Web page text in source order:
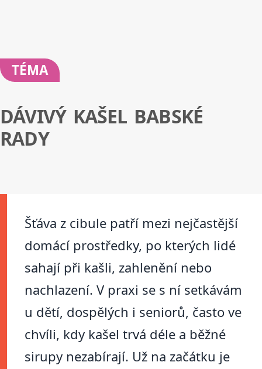
TÉMA
DÁVIVÝ KAŠEL BABSKÉ
RADY
Šťáva z cibule patří mezi nejčastější
domácí prostředky, po kterých lidé
sahají při kašli, zahlenění nebo
nachlazení. V praxi se s ní setkávám
u dětí, dospělých i seniorů, často ve
chvíli, kdy kašel trvá déle a běžné
sirupy nezabírají. Už na začátku je